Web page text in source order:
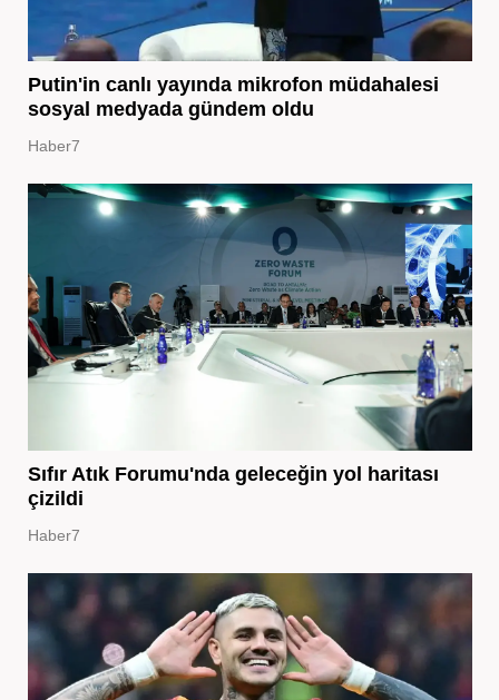
Putin'in canlı yayında mikrofon müdahalesi
sosyal medyada gündem oldu
Haber7
Sıfır Atık Forumu'nda geleceğin yol haritası
çizildi
Haber7